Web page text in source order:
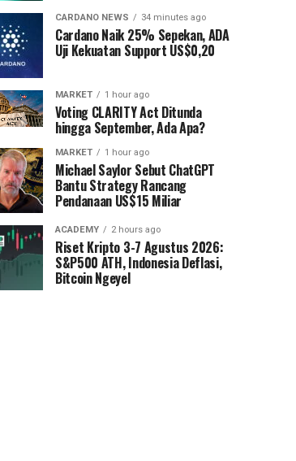
CARDANO NEWS 34 minutes ago
Cardano Naik 25% Sepekan, ADA
Uji Kekuatan Support US$0,20
MARKET 1 hour ago
Voting CLARITY Act Ditunda
hingga September, Ada Apa?
MARKET 1 hour ago
Michael Saylor Sebut ChatGPT
Bantu Strategy Rancang
Pendanaan US$15 Miliar
ACADEMY 2 hours ago
Riset Kripto 3-7 Agustus 2026:
S&P500 ATH, Indonesia Deflasi,
Bitcoin Ngeyel